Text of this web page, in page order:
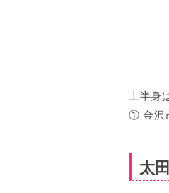
上半身
① 金沢
太